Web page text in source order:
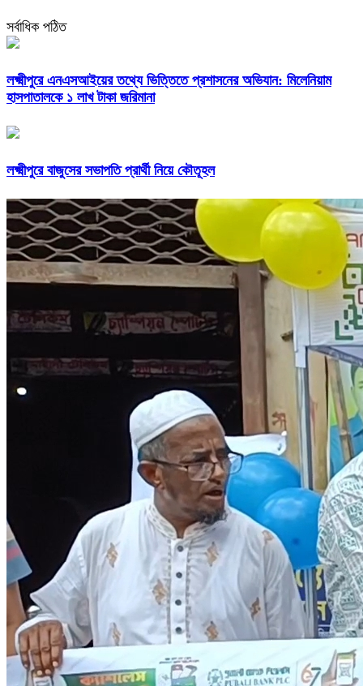
সর্বাধিক পঠিত
লক্ষ্মীপুরে এনএসআইয়ের তথ্যে ভিত্তিতে প্রশাসনের অভিযান: মিলেনিয়াম
হাসপাতালকে ১ লাখ টাকা জরিমানা
লক্ষ্মীপুরে বাজুসের সভাপতি প্রার্থী নিয়ে কৌতূহল